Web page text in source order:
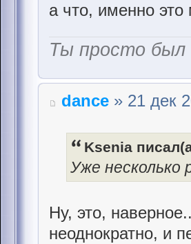
а что, именно
Ты просто
dance » 21 дек
Ksenia
Уже несколько
Ну, это,
неоднократно, и